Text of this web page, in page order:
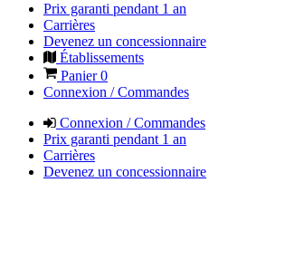
Prix garanti pendant 1 an
Carrières
Devenez un concessionnaire
Établissements
Panier0
Connexion / Commandes
Connexion / Commandes
Prix garanti pendant 1 an
Carrières
Devenez un concessionnaire